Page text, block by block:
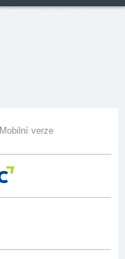
Mobilní verze